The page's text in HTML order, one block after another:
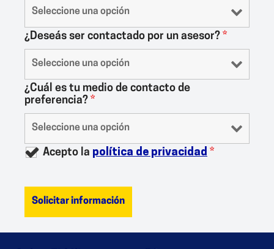
¿Deseás ser contactado por un asesor? *
¿Cuál es tu medio de contacto de
preferencia? *
Acepto la política de privacidad *